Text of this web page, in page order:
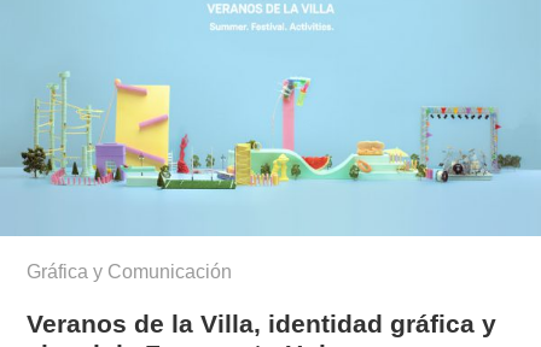
Gráfica y Comunicación
Veranos de la Villa, identidad gráfica y